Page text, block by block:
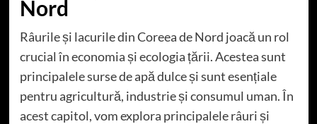
Nord
Râurile și lacurile din Coreea de Nord joacă un rol
crucial în economia și ecologia țării. Acestea sunt
principalele surse de apă dulce și sunt esențiale
pentru agricultură, industrie și consumul uman. În
acest capitol, vom explora principalele râuri și